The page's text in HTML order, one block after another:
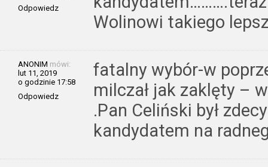
Odpowiedz
Wolinowi takiego
ANONIM mówi:
lut 11, 2019
o godzinie 17:58
Odpowiedz
fatalny wybór-w
milczał jak zaklęty –
.Pan Celiński był
kandydatem na